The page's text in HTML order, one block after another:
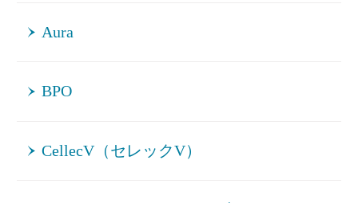
Aura
BPO
CellecV（セレックV）